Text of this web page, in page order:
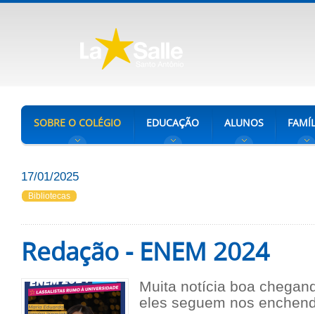
SOBRE O COLÉGIO EDUCAÇÃO ALUNOS
17/01/2025
Bibliotecas
Redação - ENEM 2024
Muita notícia boa
eles seguem nos